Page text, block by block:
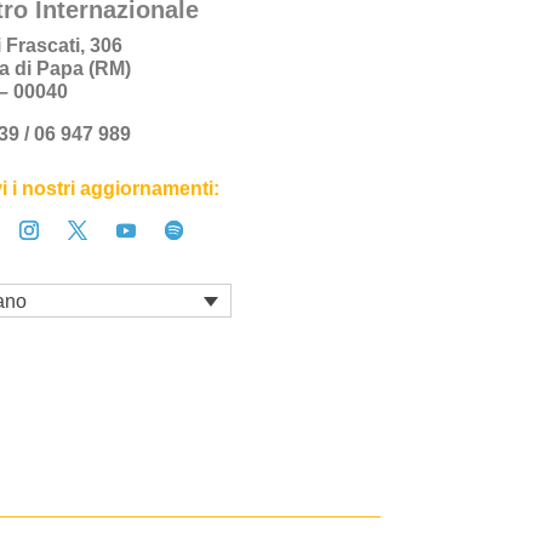
Internazionale
Frascati, 306
di Papa (RM)
00040
/ 06 947 989
i nostri aggiornamenti: